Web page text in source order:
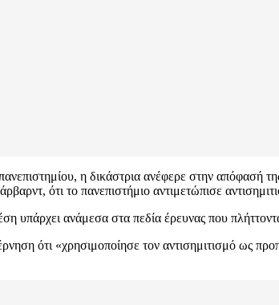
η δικάστρια ανέφερε στην απόφασή
ότι το πανεπιστήμιο αντιμετώπισε
υπάρχει ανάμεσα στα πεδία έρευνας που
ότι «χρησιμοποίησε τον αντισημιτισμό ως